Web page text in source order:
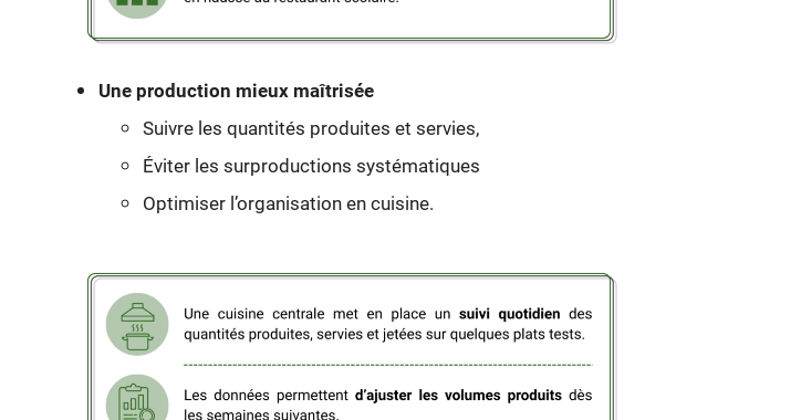
Une production mieux maîtrisée
Suivre les quantités produites et servies,
Éviter les surproductions systématiques
Optimiser l’organisation en cuisine.